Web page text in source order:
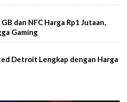
dan NFC Harga Rp1 Jutaan,
Gaming
Detroit Lengkap dengan Harga